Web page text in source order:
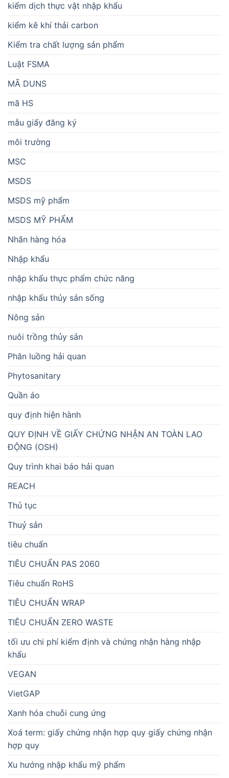
kiểm dịch thực vật nhập khẩu
kiểm kê khí thải carbon
Kiểm tra chất lượng sản phẩm
Luật FSMA
MÃ DUNS
mã HS
mẫu giấy đăng ký
môi trường
MSC
MSDS
MSDS mỹ phẩm
MSDS MỸ PHẨM
Nhãn hàng hóa
Nhập khẩu
nhập khẩu thực phẩm chức năng
nhập khẩu thủy sản sống
Nông sản
nuôi trồng thủy sản
Phân luồng hải quan
Phytosanitary
Quần áo
quy định hiện hành
QUY ĐỊNH VỀ GIẤY CHỨNG NHẬN AN TOÀN LAO
ĐỘNG (OSH)
Quy trình khai báo hải quan
REACH
Thủ tục
Thuỷ sản
tiêu chuẩn
TIÊU CHUẨN PAS 2060
Tiêu chuẩn RoHS
TIÊU CHUẨN WRAP
TIÊU CHUẨN ZERO WASTE
tối ưu chi phí kiểm định và chứng nhận hàng nhập
khẩu
VEGAN
VietGAP
Xanh hóa chuỗi cung ứng
Xoá term: giấy chứng nhận hợp quy giấy chứng nhận
hợp quy
Xu hướng nhập khẩu mỹ phẩm